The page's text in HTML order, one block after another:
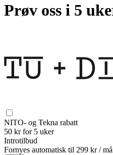
Prøv oss i 5
NITO- og Tekna rabatt
50 kr for 5 uker
Introtilbud
Fornyes automatisk til 299 kr /